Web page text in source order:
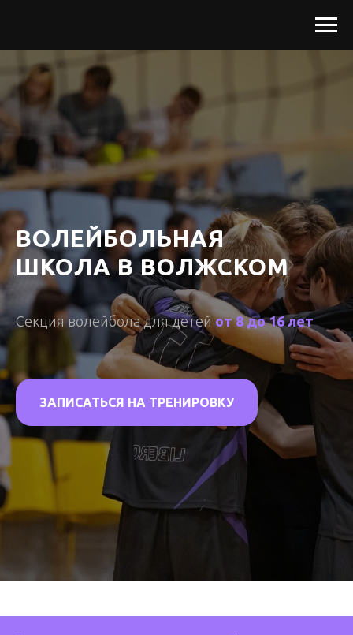
ВОЛЕЙБОЛЬНАЯ
ШКОЛА В ВОЛЖСКОМ
Секция волейбола для детейот 8 до 16 лет
ЗАПИСАТЬСЯ НА ТРЕНИРОВКУ